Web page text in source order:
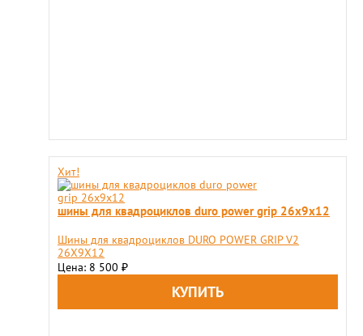
Хит!
шины для квадроциклов duro power grip 26x9х12
Шины для квадроциклов DURO POWER GRIP V2
26X9Х12
Цена: 8 500 ₽